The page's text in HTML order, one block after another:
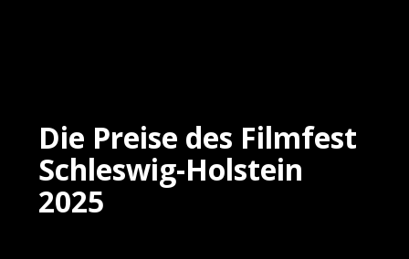
Die Preise des Filmfest
Schleswig-Holstein
2025